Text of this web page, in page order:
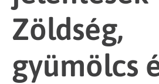
Zöldség,
gyümölcs